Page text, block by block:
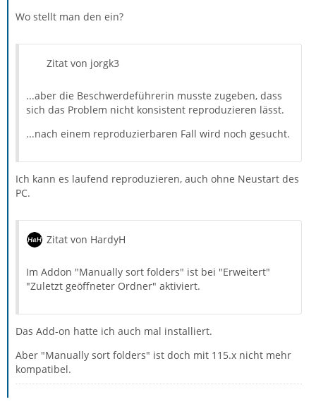
Wo stellt man den ein?
Zitat von jorgk3
...aber die Beschwerdeführerin musste zugeben, dass
sich das Problem nicht konsistent reproduzieren lässt.
...nach einem reproduzierbaren Fall wird noch gesucht.
Ich kann es laufend reproduzieren, auch ohne Neustart des
PC.
Zitat von HardyH
Im Addon "Manually sort folders" ist bei "Erweitert"
"Zuletzt geöffneter Ordner" aktiviert.
Das Add-on hatte ich auch mal installiert.
Aber "Manually sort folders" ist doch mit 115.x nicht mehr
kompatibel.